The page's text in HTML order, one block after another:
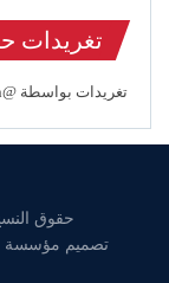
تغريدات
تغريدات بواسطة @newshajjah
حقوق
تصميم مؤسسة